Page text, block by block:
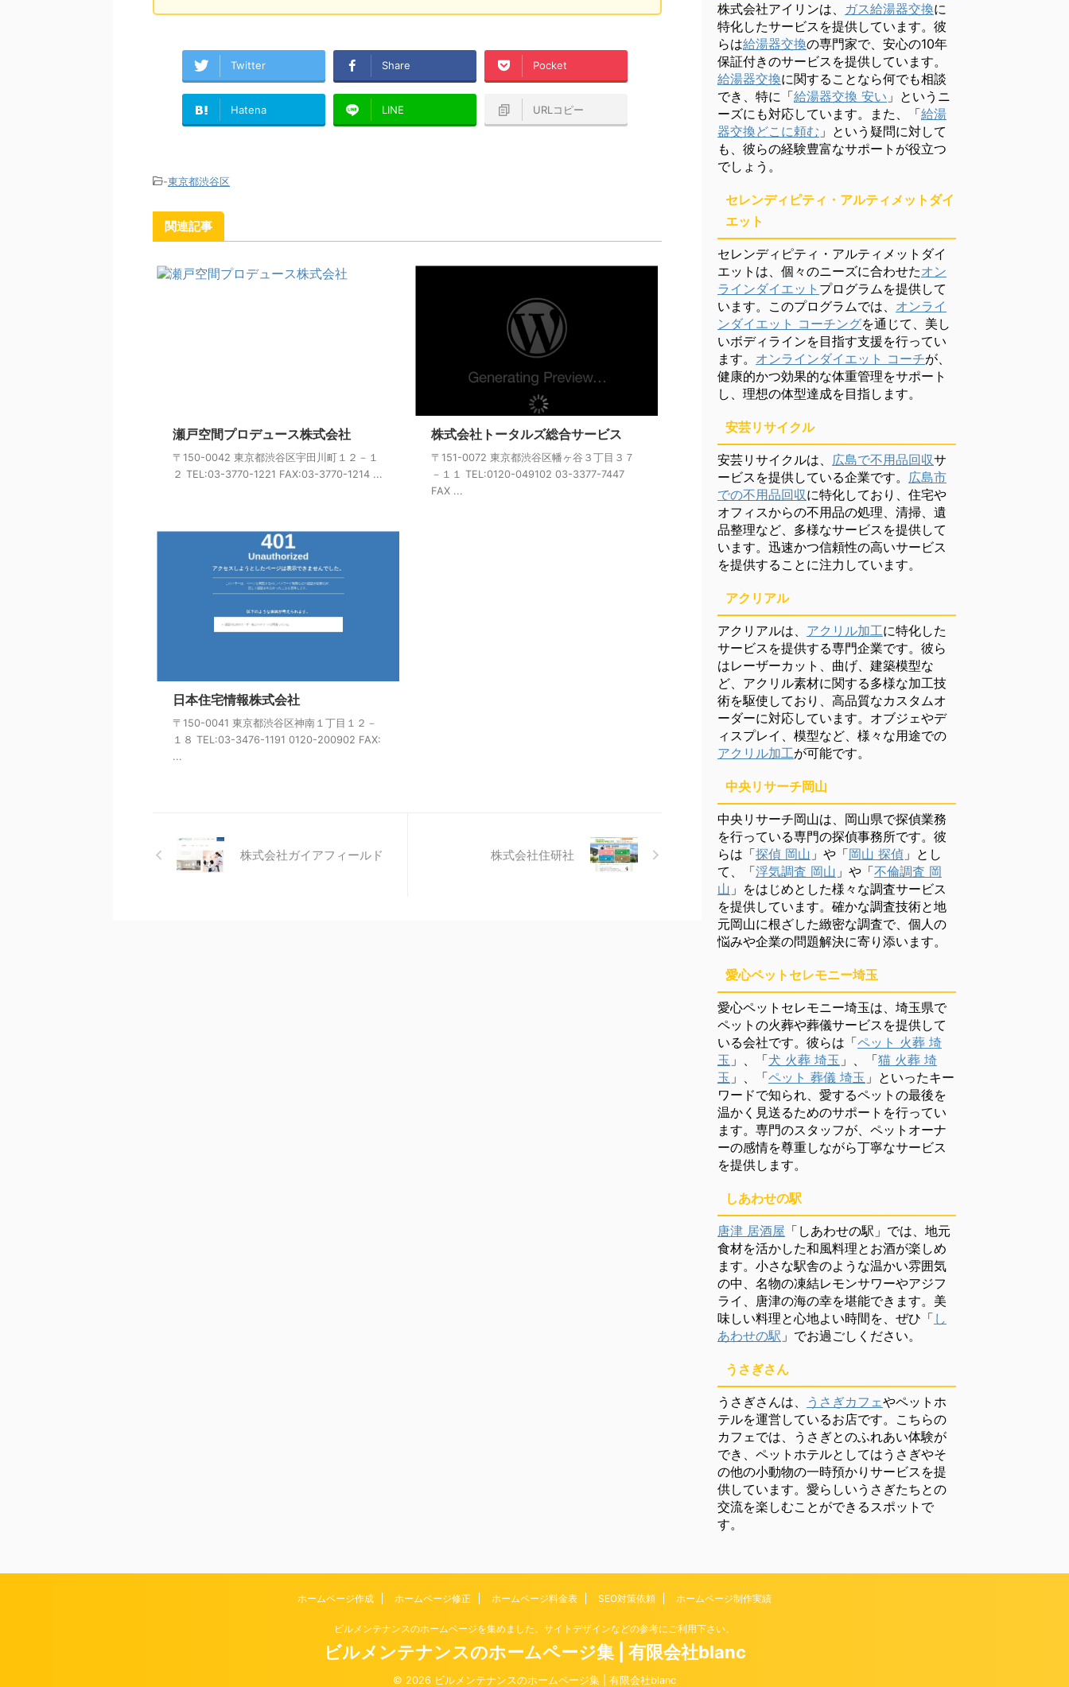
Twitter Share Pocket
Hatena LINE URLコピー
-東京都渋谷区
関連記事
瀬戸空間プロデュース株式会社
〒150-0042 東京都渋谷区宇田川町１２－１
２ TEL:03-3770-1221 FAX:03-3770-1214 ...
株式会社トータルズ総合サービス
〒151-0072 東京都渋谷区幡ヶ谷３丁目３７
－１１ TEL:0120-049102 03-3377-7447
FAX ...
日本住宅情報株式会社
〒150-0041 東京都渋谷区神南１丁目１２－
１８ TEL:03-3476-1191 0120-200902 FAX:
...
株式会社ガイアフィールド 株式会社住研社
株式会社アイリンは、 ガス給湯器交換に
特化したサービスを提供しています。彼
らは給湯器交換の専門家で、安心の10年
保証付きのサービスを提供しています。
給湯器交換に関することなら何でも相談
でき、特に「給湯器交換 安い 」というニ
ーズにも対応しています。また、「給湯
器交換どこに頼む 」という疑問に対して
も、彼らの経験豊富なサポートが役立つ
でしょう。
セレンディピティ・アルティメットダイ
エット
セレンディピティ・アルティメットダイ
エットは、個々のニーズに合わせたオン
ラインダイエット プログラムを提供して
います。このプログラムでは、 オンライ
ンダイエット コーチングを通じて、美し
いボディラインを目指す支援を行ってい
ます。 オンラインダイエット コーチが、
健康的かつ効果的な体重管理をサポート
し、理想の体型達成を目指します。
安芸リサイクル
安芸リサイクルは、 広島で不用品回収サ
ービスを提供している企業です。 広島市
での不用品回収に特化しており、住宅や
オフィスからの不用品の処理、清掃、遺
品整理など、多様なサービスを提供して
います。迅速かつ信頼性の高いサービス
を提供することに注力しています。
アクリアル
アクリアルは、 アクリル加工に特化した
サービスを提供する専門企業です。彼ら
はレーザーカット、曲げ、建築模型な
ど、アクリル素材に関する多様な加工技
術を駆使しており、高品質なカスタムオ
ーダーに対応しています。オブジェやデ
ィスプレイ、模型など、様々な用途での
アクリル加工が可能です。
中央リサーチ岡山
中央リサーチ岡山は、岡山県で探偵業務
を行っている専門の探偵事務所です。彼
らは「探偵 岡山 」や「岡山 探偵 」とし
て、「浮気調査 岡山 」や「不倫調査 岡
山 」をはじめとした様々な調査サービス
を提供しています。確かな調査技術と地
元岡山に根ざした緻密な調査で、個人の
悩みや企業の問題解決に寄り添います。
愛心ペットセレモニー埼玉
愛心ペットセレモニー埼玉は、埼玉県で
ペットの火葬や葬儀サービスを提供して
いる会社です。彼らは「ペット 火葬 埼
玉 」、「犬 火葬 埼玉 」、「猫 火葬 埼
玉 」、「ペット 葬儀 埼玉 」といったキー
ワードで知られ、愛するペットの最後を
温かく見送るためのサポートを行ってい
ます。専門のスタッフが、ペットオーナ
ーの感情を尊重しながら丁寧なサービス
を提供します。
しあわせの駅
唐津 居酒屋 「しあわせの駅」では、地元
食材を活かした和風料理とお酒が楽しめ
ます。小さな駅舎のような温かい雰囲気
の中、名物の凍結レモンサワーやアジフ
ライ、唐津の海の幸を堪能できます。美
味しい料理と心地よい時間を、ぜひ「 し
あわせの駅 」でお過ごしください。
うさぎさん
うさぎさんは、 うさぎカフェやペットホ
テルを運営しているお店です。こちらの
カフェでは、うさぎとのふれあい体験が
でき、ペットホテルとしてはうさぎやそ
の他の小動物の一時預かりサービスを提
供しています。愛らしいうさぎたちとの
交流を楽しむことができるスポットで
す。
ホームページ作成 ホームページ修正 ホームページ料金表 SEO対策依頼 ホームページ制作実績
ビルメンテナンスのホームページを集めました。サイトデザインなどの参考にご利用下さい。
ビルメンテナンスのホームページ集 | 有限会社blanc
© 2026 ビルメンテナンスのホームページ集 | 有限会社blanc